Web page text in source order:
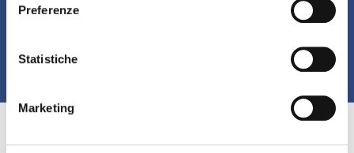
Preferenze
Statistiche
Marketing